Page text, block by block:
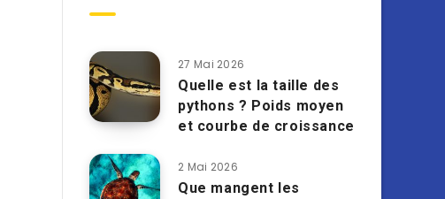
27 Mai 2026
Quelle est la taille des
pythons ? Poids moyen
et courbe de croissance
2 Mai 2026
Que mangent les